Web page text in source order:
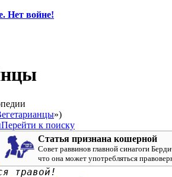
Нет войне!
»)
Перейти к поиску
Статья признана кошерной
Совет раввинов главной синагоги
что она может употребляться
травой!